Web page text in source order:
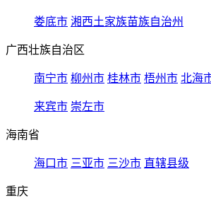
娄底市 湘西土家族苗族自治州
广西壮族自治区
南宁市 柳州市 桂林市 梧州市 北海
来宾市 崇左市
海南省
海口市 三亚市 三沙市 直辖县级
重庆